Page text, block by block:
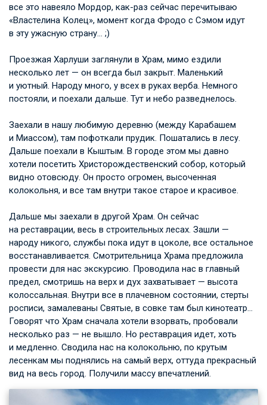
все это навеяло Мордор, как-раз сейчас перечитываю
«Властелина Колец», момент когда Фродо с Сэмом идут
в эту ужасную страну… ;)
Проезжая Харлуши заглянули в Храм, мимо ездили
несколько лет — он всегда был закрыт. Маленький
и уютный. Народу много, у всех в руках верба. Немного
постояли, и поехали дальше. Тут и небо разведнелось.
Заехали в нашу любимую деревню (между Карабашем
и Миассом), там пофоткали прудик. Пошатались в лесу.
Дальше поехали в Кыштым. В городе этом мы давно
хотели посетить Христорождественский собор, который
видно отовсюду. Он просто огромен, высоченная
колокольня, и все там внутри такое старое и красивое.
Дальше мы заехали в другой Храм. Он сейчас
на реставрации, весь в строительных лесах. Зашли —
народу никого, службы пока идут в цоколе, все остальное
восстанавливается. Смотрительница Храма предложила
провести для нас экскурсию. Проводила нас в главный
предел, смотришь на верх и дух захватывает — высота
колоссальная. Внутри все в плачевном состоянии, стерты
росписи, замалеваны Святые, в совке там был кинотеатр…
Говорят что Храм сначала хотели взорвать, пробовали
несколько раз — не вышло. Но реставрация идет, хоть
и медленно. Сводила нас на колокольню, по крутым
лесенкам мы поднялись на самый верх, оттуда прекрасный
вид на весь город. Получили массу впечатлений.